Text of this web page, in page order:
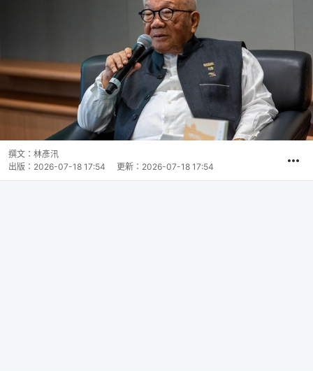
撰文： 林彥汛
出版： 2026-07-18 17:54 更新： 2026-07-18 17:54